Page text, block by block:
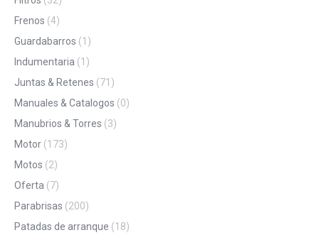
Frenos (4)
Guardabarros (1)
Indumentaria (1)
Juntas & Retenes (71)
Manuales & Catalogos (0)
Manubrios & Torres (3)
Motor (173)
Motos (2)
Oferta (7)
Parabrisas (200)
Patadas de arranque (18)